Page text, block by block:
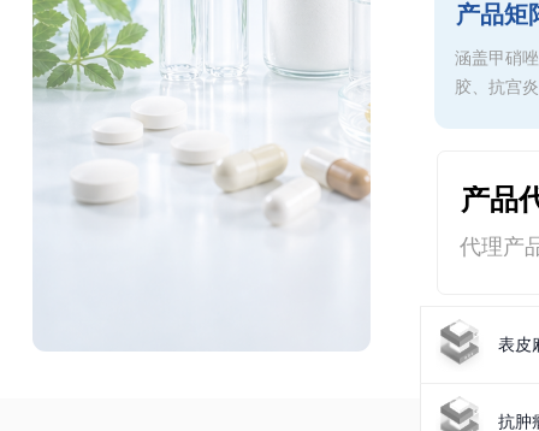
涵盖甲硝
胶、抗宫
产品矩
代理产
产品
表皮
抗肿